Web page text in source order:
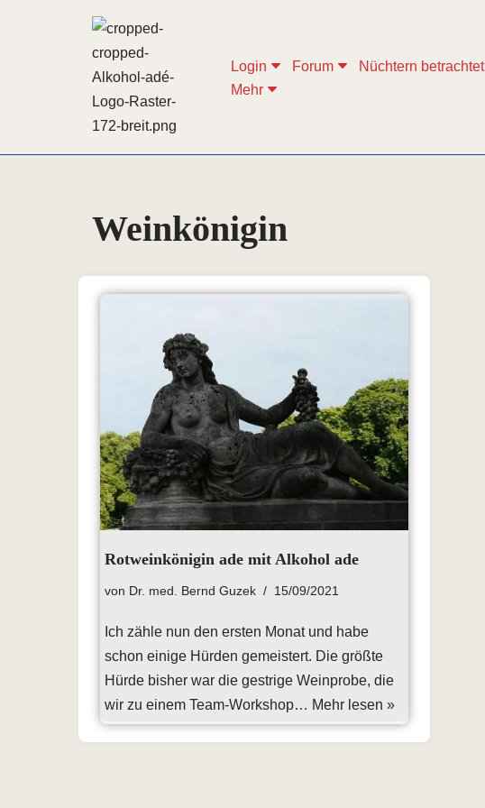
Login Forum Nüchtern betrachtet
Mehr
Weinkönigin
Rotweinkönigin ade mit Alkohol ade
von Dr. med. Bernd Guzek 15/09/2021
Ich zähle nun den ersten Monat und habe
schon einige Hürden gemeistert. Die größte
Hürde bisher war die gestrige Weinprobe, die
wir zu einem Team-Workshop… Mehr lesen »